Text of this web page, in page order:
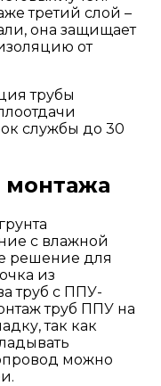
третий слой –
она защищает
от
трубы
службы до 30
с влажной
решение для
из
труб с ППУ-
труб ППУ на
так как
можно